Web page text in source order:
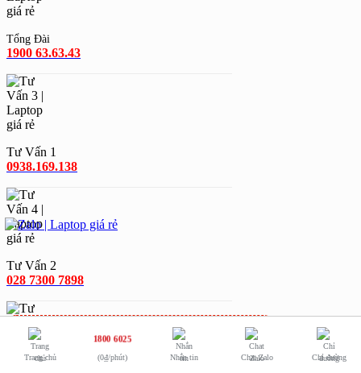
Tổng Đài
1900 63.63.43
Tư Vấn 1
0938.169.138
Tư Vấn 2
028 7300 7898
Trang chủ
1800 6025
(0₫/phút) Nhắn tin Chat Zalo Chỉ đường